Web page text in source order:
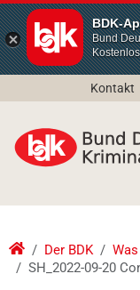
BDK-
Bund
Kontakt
Der BDK
SH_2022-09-20